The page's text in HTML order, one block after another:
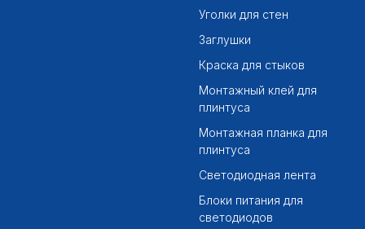
Уголки для стен
Заглушки
Краска для стыков
Монтажный клей для
плинтуса
Монтажная планка для
плинтуса
Светодиодная лента
Блоки питания для
светодиодов